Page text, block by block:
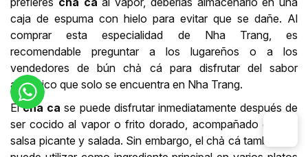
caja de espuma con hielo para evitar que se dañe. Al
comprar esta especialidad de Nha Trang, es
recomendable preguntar a los lugareños o a los
vendedores de bún chả cá para disfrutar del sabor
auténtico que solo se encuentra en Nha Trang.
Elcha ca se puede disfrutar inmediatamente después de
ser cocido al vapor o frito dorado, acompañado de una
salsa picante y salada. Sin embargo, el chả cá también se